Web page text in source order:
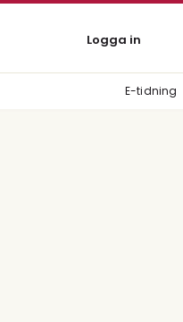
Logga in
E-tidning